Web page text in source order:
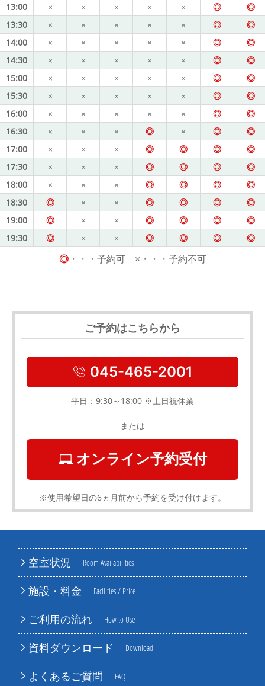
空室状況 Room Availabilities
施設・料金 Facilities / Price
ご利用の流れ How to Use
資料ダウンロード Download
よくあるご質問 FAQ
13:00
× × × × × ◎
◎
13:30
× × × × × ◎
◎
14:00
× × × × × ◎
◎
14:30
× × × × × ◎
◎
15:00
× × × × × ◎
◎
15:30
× × × × × ◎
◎
16:00
× × × × × ◎
◎
16:30
× × × ◎ × ◎
◎
17:00
× × × ◎ ◎ ◎
◎
17:30
× × × ◎ ◎ ◎
◎
18:00
× × × ◎ ◎ ◎
◎
18:30
◎ × × ◎ ◎ ◎
◎
19:00
◎ × × ◎ ◎ ◎
◎
19:30
◎ × × ◎ ◎ ◎ ◎
◎・・・予約可 ×・・・予約不可
ご予約はこちらから
045-465-2001
平日：9:30～18:00 ※土日祝休業
または
オンライン予約受付
※使用希望日の6ヵ月前から予約を受け付けます。